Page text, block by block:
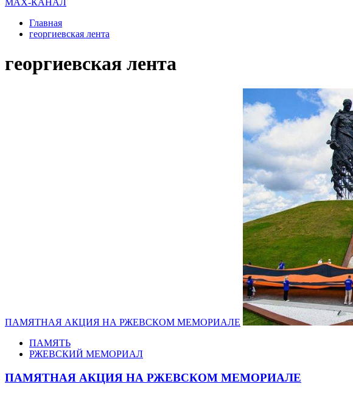
MAX-КАНАЛ
Главная
георгиевская лента
георгиевская лента
ПАМЯТНАЯ АКЦИЯ НА РЖЕВСКОМ МЕМОРИАЛЕ
ПАМЯТЬ
РЖЕВСКИЙ МЕМОРИАЛ
ПАМЯТНАЯ АКЦИЯ НА РЖЕВСКОМ МЕМОРИАЛЕ